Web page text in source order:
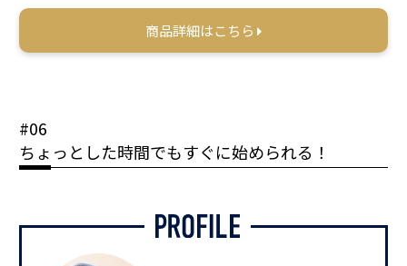
商品詳細はこちら
#06
ちょっとした時間でもすぐに始められる！